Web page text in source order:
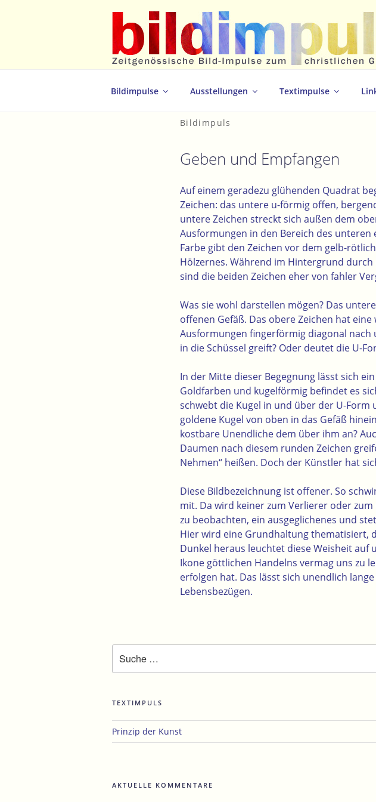
Bildimpulse Ausstellungen Textimpulse
Bildimpuls
Geben und Empfangen
Auf einem geradezu glühenden Quadrat
Zeichen: das untere u-förmig offen,
untere Zeichen streckt sich außen dem
Ausformungen in den Bereich des unteren
Farbe gibt den Zeichen vor dem gelb-
Hölzernes. Während im Hintergrund
sind die beiden Zeichen eher von fahler
Was sie wohl darstellen mögen? Das
offenen Gefäß. Das obere Zeichen hat
Ausformungen fingerförmig diagonal nach
in die Schüssel greift? Oder deutet die U-
In der Mitte dieser Begegnung lässt sich
Goldfarben und kugelförmig befindet es
schwebt die Kugel in und über der U-
goldene Kugel von oben in das Gefäß
kostbare Unendliche dem über ihm an?
Daumen nach diesem runden Zeichen
Nehmen“ heißen. Doch der Künstler hat
Diese Bildbezeichnung ist offener. So
mit. Da wird keiner zum Verlierer oder
zu beobachten, ein ausgeglichenes und
Hier wird eine Grundhaltung thematisiert,
Dunkel heraus leuchtet diese Weisheit auf
Ikone göttlichen Handelns vermag uns zu
erfolgen hat. Das lässt sich unendlich
Lebensbezügen.
nach:
TEXTIMPULS
Prinzip der Kunst
AKTUELLE KOMMENTARE